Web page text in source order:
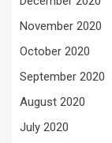
November 2020
October 2020
September 2020
August 2020
July 2020